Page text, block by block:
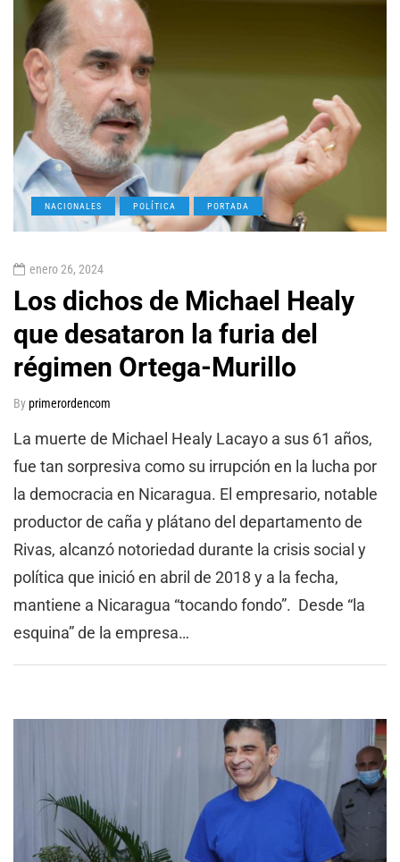
NACIONALES POLÍTICA PORTADA
enero 26, 2024
Los dichos de Michael Healy
que desataron la furia del
régimen Ortega-Murillo
Byprimerordencom
La muerte de Michael Healy Lacayo a sus 61 años,
fue tan sorpresiva como su irrupción en la lucha por
la democracia en Nicaragua. El empresario, notable
productor de caña y plátano del departamento de
Rivas, alcanzó notoriedad durante la crisis social y
política que inició en abril de 2018 y a la fecha,
mantiene a Nicaragua “tocando fondo”. Desde “la
esquina” de la empresa…